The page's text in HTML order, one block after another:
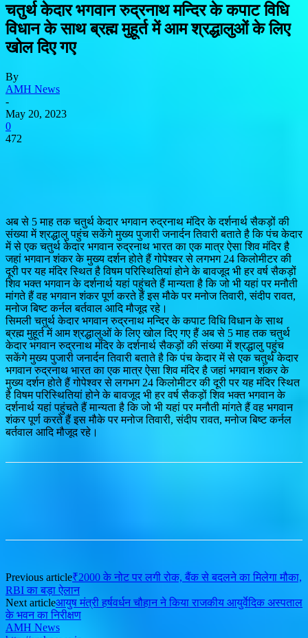
चतुर्थ केदार भगवान रुद्रनाथ मन्दिर के कपाट विधि
विधान के साथ ब्रह्म मुहूर्त में आम श्रद्धालुओं के लिए
खोल दिए गए
By
AMH News
-
May 20, 2023
0
472
अब से 5 माह तक चतुर्थ केदार भगवान रुद्रनाथ मंदिर के दर्शनार्थ सैकड़ों की
संख्या में श्रद्धालु पहुंच सकेंगे मुख्य पुजारी जनार्दन तिवारी बताते है कि पंच केदार
में से एक चतुर्थ केदार भगवान रुद्रनाथ भारत का एक मात्र ऐसा शिव मंदिर है
जहां भगवान शंकर के मुख्य दर्शन होते हैं गोपेश्वर से लगभग 24 किलोमीटर की
दूरी पर यह मंदिर स्थित है विषम परिस्थितियां होने के बावजूद भी हर वर्ष सैकड़ों
शिव भक्त भगवान के दर्शनार्थ यहां पहुंचते हैं मान्यता है कि जो भी यहां पर मनौती
मांगते हैं वह भगवान शंकर पूर्ण करते हैं इस मौके पर मनोज तिवारी, संदीप रावत,
मनोज बिष्ट कर्नल बर्तवाल आदि मौजूद रहे।
सिमली चतुर्थ केदार भगवान रुद्रनाथ मन्दिर के कपाट विधि विधान के साथ
ब्रह्म मुहूर्त में आम श्रद्धालुओं के लिए खोल दिए गए हैं अब से 5 माह तक चतुर्थ
केदार भगवान रुद्रनाथ मंदिर के दर्शनार्थ सैकड़ों की संख्या में श्रद्धालु पहुंच
सकेंगे मुख्य पुजारी जनार्दन तिवारी बताते है कि पंच केदार में से एक चतुर्थ केदार
भगवान रुद्रनाथ भारत का एक मात्र ऐसा शिव मंदिर है जहां भगवान शंकर के
मुख्य दर्शन होते हैं गोपेश्वर से लगभग 24 किलोमीटर की दूरी पर यह मंदिर स्थित
है विषम परिस्थितियां होने के बावजूद भी हर वर्ष सैकड़ों शिव भक्त भगवान के
दर्शनार्थ यहां पहुंचते हैं मान्यता है कि जो भी यहां पर मनौती मांगते हैं वह भगवान
शंकर पूर्ण करते हैं इस मौके पर मनोज तिवारी, संदीप रावत, मनोज बिष्ट कर्नल
बर्तवाल आदि मौजूद रहे।
Previous article₹2000 के नोट पर लगी रोक, बैंक से बदलने का मिलेगा मौका,
RBI का बड़ा ऐलान
Next articleआयुष मंत्री हर्षवर्धन चौहान ने किया राजकीय आयुर्वेदिक अस्पताल
के भवन का निरीक्षण
AMH News